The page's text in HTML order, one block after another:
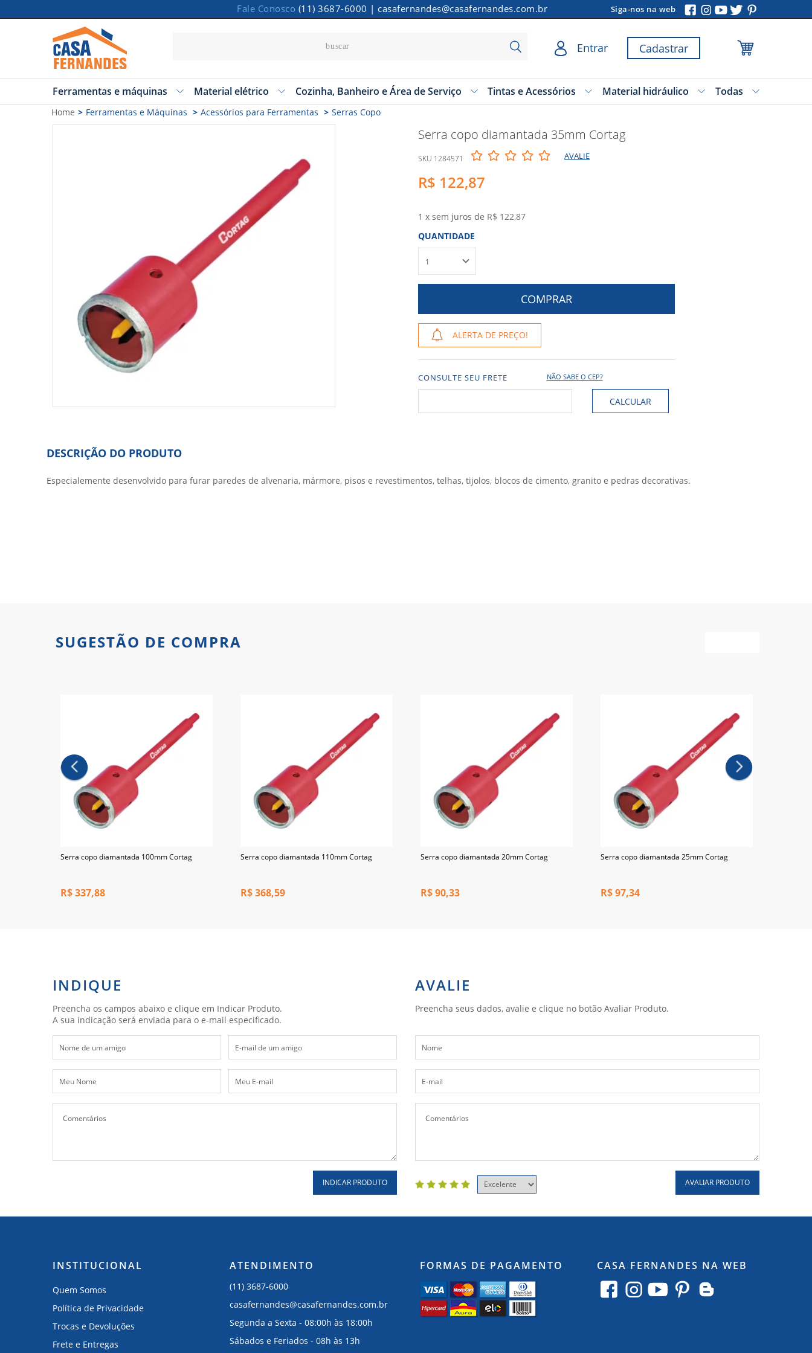
Fale Conosco (11) 3687-6000 | casafernandes@casafernandes.com.br Siga-nos na web
Entrar Cadastrar
Todas
Ferramentas e máquinas Material elétrico Cozinha, Banheiro e Área de Serviço Tintas e Acessórios
Material hidráulico
Home Ferramentas e Máquinas Acessórios para Ferramentas Serras Copo
Serra copo diamantada 35mm Cortag
SKU 1284571 AVALIE
R$ 122,87
1 x sem juros de R$ 122,87
QUANTIDADE
ALERTA DE PREÇO!
CONSULTE SEU FRETE NÃO SABE O CEP?
DESCRIÇÃO DO PRODUTO
Especialemente desenvolvido para furar paredes de alvenaria, mármore, pisos e revestimentos, telhas, tijolos, blocos de cimento, granito e pedras decorativas.
SUGESTÃO DE COMPRA
Serra copo diamantada 100mm Cortag
R$337,88
Serra copo diamantada 110mm Cortag
R$368,59
Serra copo diamantada 20mm Cortag
R$90,33
Serra copo diamantada 25mm Cortag
R$97,34
INDIQUE
Preencha os campos abaixo e clique em Indicar Produto.
A sua indicação será enviada para o e-mail especificado.
INDICAR PRODUTO
AVALIE
Preencha seus dados, avalie e clique no botão Avaliar Produto.
AVALIAR PRODUTO
INSTITUCIONAL
Quem Somos
Política de Privacidade
Trocas e Devoluções
Frete e Entregas
ATENDIMENTO
(11) 3687-6000
casafernandes@casafernandes.com.br
Segunda a Sexta - 08:00h às 18:00h
Sábados e Feriados - 08h às 13h
FORMAS DE PAGAMENTO CASA FERNANDES NA WEB